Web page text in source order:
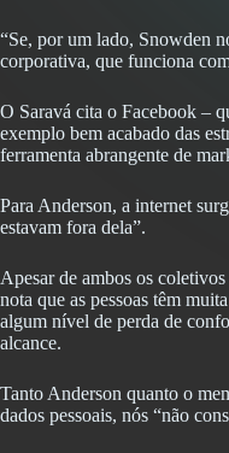
“Se, por um lado, Snowden
corporativa, que funciona
O Saravá cita o Facebook –
exemplo bem acabado das
ferramenta abrangente de
Para Anderson, a internet
estavam fora dela”.
Apesar de ambos os
nota que as pessoas têm
algum nível de perda de
alcance.
Tanto Anderson quanto o
dados pessoais, nós “não